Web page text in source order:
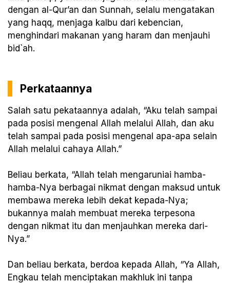
dengan al-Qur’an dan Sunnah, selalu mengatakan
yang haqq, menjaga kalbu dari kebencian,
menghindari makanan yang haram dan menjauhi
bid`ah.
Perkataannya
Salah satu pekataannya adalah, “Aku telah sampai
pada posisi mengenal Allah melalui Allah, dan aku
telah sampai pada posisi mengenal apa-apa selain
Allah melalui cahaya Allah.”
Beliau berkata, “Allah telah mengaruniai hamba-
hamba-Nya berbagai nikmat dengan maksud untuk
membawa mereka lebih dekat kepada-Nya;
bukannya malah membuat mereka terpesona
dengan nikmat itu dan menjauhkan mereka dari-
Nya.”
Dan beliau berkata, berdoa kepada Allah, “Ya Allah,
Engkau telah menciptakan makhluk ini tanpa